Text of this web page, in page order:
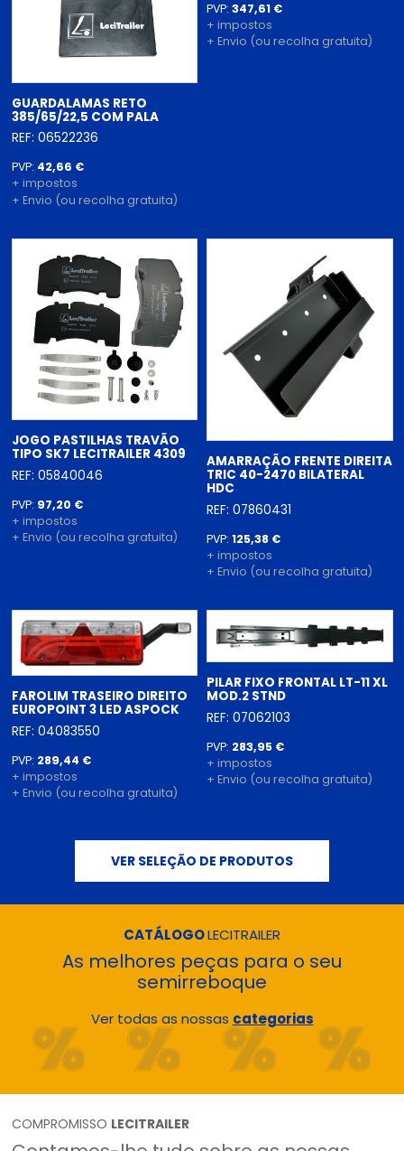
GUARDALAMAS RETO
385/65/22,5 COM PALA
REF: 06522236
PVP: 42,66 €
+ impostos
+ Envio (ou recolha gratuita)
PVP: 347,61 €
+ impostos
+ Envio (ou recolha gratuita)
JOGO PASTILHAS TRAVÃO
TIPO SK7 LECITRAILER 4309
REF: 05840046
PVP: 97,20 €
+ impostos
+ Envio (ou recolha gratuita)
AMARRAÇÃO FRENTE DIREITA
TRIC 40-2470 BILATERAL
HDC
REF: 07860431
PVP: 125,38 €
+ impostos
+ Envio (ou recolha gratuita)
FAROLIM TRASEIRO DIREITO
EUROPOINT 3 LED ASPOCK
REF: 04083550
PVP: 289,44 €
+ impostos
+ Envio (ou recolha gratuita)
PILAR FIXO FRONTAL LT-11 XL
MOD.2 STND
REF: 07062103
PVP: 283,95 €
+ impostos
+ Envio (ou recolha gratuita)
VER SELEÇÃO DE PRODUTOS
CATÁLOGOLECITRAILER
As melhores peças para o seu
semirreboque
Ver todas as nossas categorias
COMPROMISSO LECITRAILER